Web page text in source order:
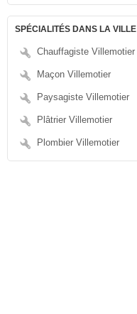
SPÉCIALITÉS DANS LA VILLE
Chauffagiste Villemotier
Maçon Villemotier
Paysagiste Villemotier
Plâtrier Villemotier
Plombier Villemotier